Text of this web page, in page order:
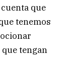
que
tenemos
tengan